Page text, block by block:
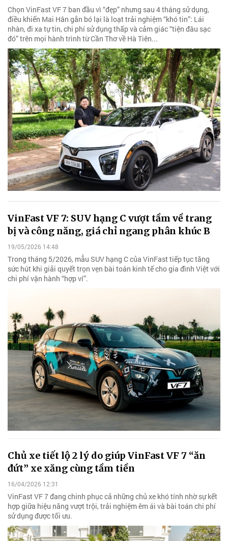
Chọn VinFast VF 7 ban đầu vì “đẹp” nhưng sau 4 tháng sử dụng,
điều khiến Mai Hân gắn bó lại là loạt trải nghiệm “khó tin”: Lái
nhàn, đi xa tự tin, chi phí sử dụng thấp và cảm giác “tiện đâu sạc
đó” trên mọi hành trình từ Cần Thơ về Hà Tiên...
VinFast VF 7: SUV hạng C vượt tầm về trang
bị và công năng, giá chỉ ngang phân khúc B
19/05/2026 14:48
Trong tháng 5/2026, mẫu SUV hạng C của VinFast tiếp tục tăng
sức hút khi giải quyết trọn vẹn bài toán kinh tế cho gia đình Việt với
chi phí vận hành “hợp ví”.
Chủ xe tiết lộ 2 lý do giúp VinFast VF 7 “ăn
đứt” xe xăng cùng tầm tiền
16/04/2026 12:31
VinFast VF 7 đang chinh phục cả những chủ xe khó tính nhờ sự kết
hợp giữa hiệu năng vượt trội, trải nghiệm êm ái và bài toán chi phí
sử dụng được tối ưu.